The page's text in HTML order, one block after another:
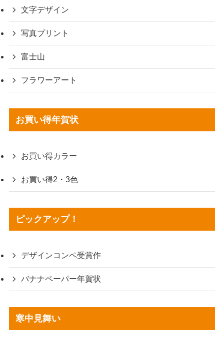
文字デザイン
写真プリント
富士山
フラワーアート
お買い得年賀状
お買い得カラー
お買い得2・3色
ピックアップ！
デザインコンペ受賞作
バナナペーパー年賀状
寒中見舞い